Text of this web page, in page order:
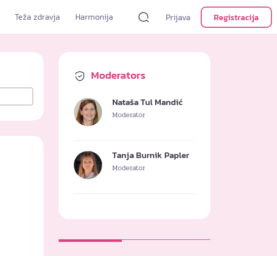
Teža zdravja Harmonija Prijava Registracija
Moderators
Nataša Tul Mandić
Moderator
Tanja Burnik Papler
Moderator